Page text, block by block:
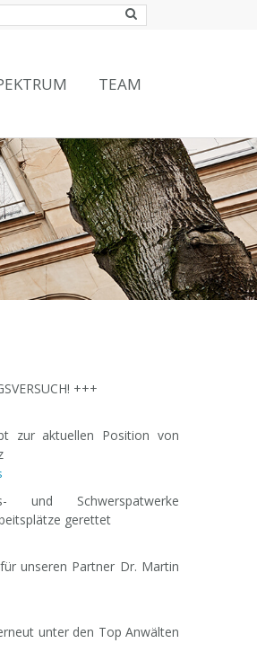
TEAM
+++
zur aktuellen Position von
und Schwerspatwerke
gerettet
unseren Partner Dr. Martin
unter den Top Anwälten